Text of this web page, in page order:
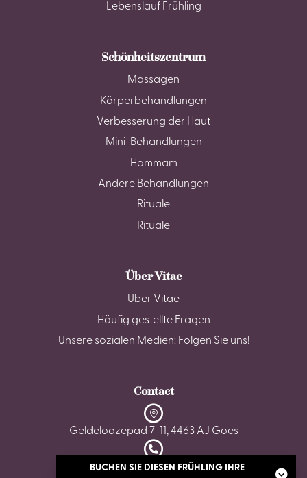
Lebenslauf Frühling
Schönheitszentrum
Massagen
Körperbehandlungen
Verbesserung der Haut
Mini-Behandlungen
Hammam
Andere Behandlungen
Rituale
Rituale
Über Vitae
Über Vitae
Häufig gestellte Fragen
Unsere sozialen Medien: Folgen Sie uns!
Contact
Geldeloozepad 7-11, 4463 AJ Goes
0113 - 22 35 05
BUCHEN SIE DIESEN FRÜHLING IHRE